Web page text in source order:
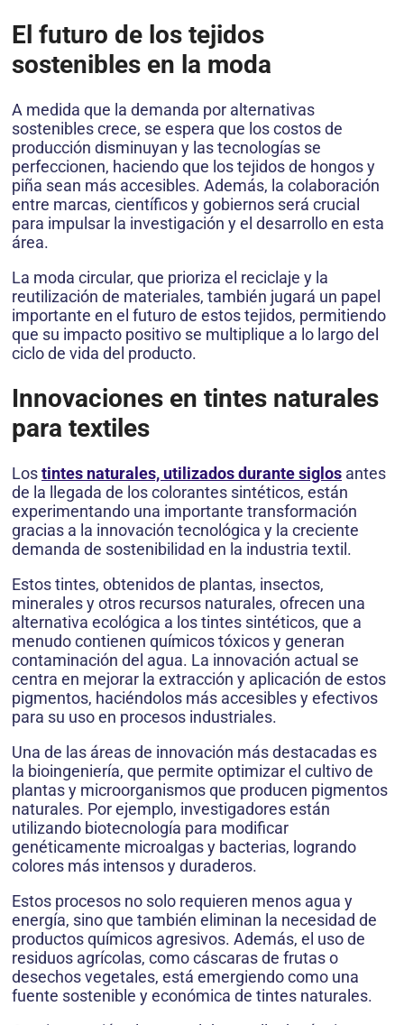
El futuro de los tejidos
sostenibles en la moda
A medida que la demanda por alternativas
sostenibles crece, se espera que los costos de
producción disminuyan y las tecnologías se
perfeccionen, haciendo que los tejidos de hongos y
piña sean más accesibles. Además, la colaboración
entre marcas, científicos y gobiernos será crucial
para impulsar la investigación y el desarrollo en esta
área.
La moda circular, que prioriza el reciclaje y la
reutilización de materiales, también jugará un papel
importante en el futuro de estos tejidos, permitiendo
que su impacto positivo se multiplique a lo largo del
ciclo de vida del producto.
Innovaciones en tintes naturales
para textiles
Lostintes naturales, utilizados durante siglos antes
de la llegada de los colorantes sintéticos, están
experimentando una importante transformación
gracias a la innovación tecnológica y la creciente
demanda de sostenibilidad en la industria textil.
Estos tintes, obtenidos de plantas, insectos,
minerales y otros recursos naturales, ofrecen una
alternativa ecológica a los tintes sintéticos, que a
menudo contienen químicos tóxicos y generan
contaminación del agua. La innovación actual se
centra en mejorar la extracción y aplicación de estos
pigmentos, haciéndolos más accesibles y efectivos
para su uso en procesos industriales.
Una de las áreas de innovación más destacadas es
la bioingeniería, que permite optimizar el cultivo de
plantas y microorganismos que producen pigmentos
naturales. Por ejemplo, investigadores están
utilizando biotecnología para modificar
genéticamente microalgas y bacterias, logrando
colores más intensos y duraderos.
Estos procesos no solo requieren menos agua y
energía, sino que también eliminan la necesidad de
productos químicos agresivos. Además, el uso de
residuos agrícolas, como cáscaras de frutas o
desechos vegetales, está emergiendo como una
fuente sostenible y económica de tintes naturales.